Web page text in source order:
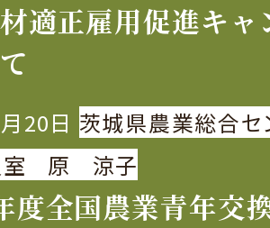
適正雇用促進キャ
20日 茨城県農業総合セ
室 原 涼子
度全国農業青年交